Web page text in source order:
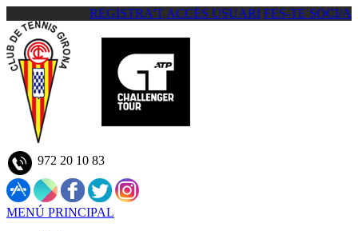
REGISTRA'T ACCÉS USUARI FES-TE SOCI/A
972 20 10 83
MENÚ PRINCIPAL